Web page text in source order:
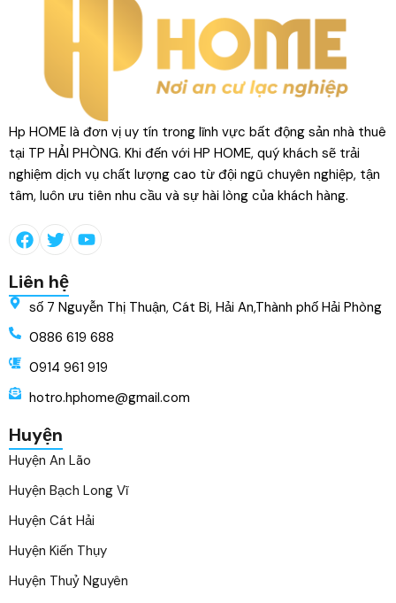
Hp HOME là đơn vị uy tín trong lĩnh vực bất động sản nhà thuê
tại TP HẢI PHÒNG. Khi đến với HP HOME, quý khách sẽ trải
nghiệm dịch vụ chất lượng cao từ đội ngũ chuyên nghiệp, tận
tâm, luôn ưu tiên nhu cầu và sự hài lòng của khách hàng.
Liên hệ
số 7 Nguyễn Thị Thuận, Cát Bi, Hải An,Thành phố Hải Phòng
0886 619 688
0914 961 919
hotro.hphome@gmail.com
Huyện
Huyện An Lão
Huyện Bạch Long Vĩ
Huyện Cát Hải
Huyện Kiến Thụy
Huyện Thuỷ Nguyên